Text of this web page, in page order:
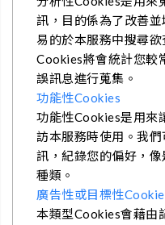
訊，目的係為了改善
易的於本服務中搜尋
Cookies將會統計您較
誤訊息進行蒐集。
功能性Cookies
功能性Cookies是用來
訪本服務時使用。我
訊，紀錄您的偏好，
種類。
廣告性或目標性
本類型Cookies會藉由